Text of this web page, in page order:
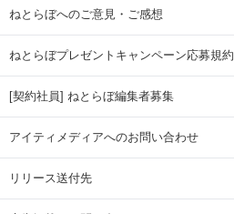
ねとらぼへのご意見・ご感想
ねとらぼプレゼントキャンペーン応募規約
[契約社員] ねとらぼ編集者募集
アイティメディアへのお問い合わせ
リリース送付先